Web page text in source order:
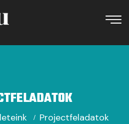
Projectfeladatok